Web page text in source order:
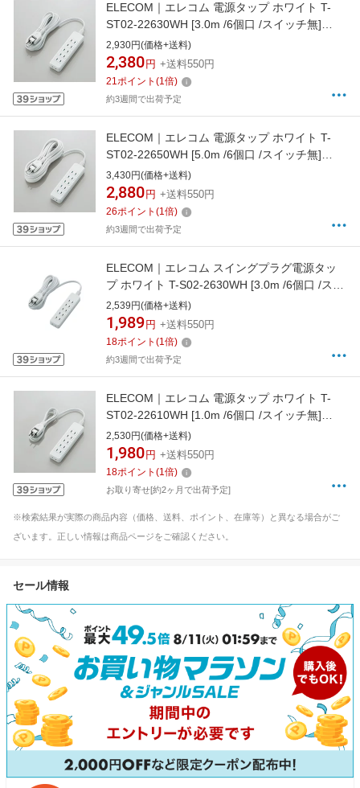
ELECOM｜エレコム 電源タップ ホワイト T-
ST02-22630WH [3.0m /6個口 /スイッチ無]
[TST0222630WH]
2,930円(価格+送料)
2,380 円 +送料550円
21ポイント (1倍)
約3週間で出荷予定
ELECOM｜エレコム 電源タップ ホワイト T-
ST02-22650WH [5.0m /6個口 /スイッチ無]
[TST0222650WH]
3,430円(価格+送料)
2,880 円 +送料550円
26ポイント (1倍)
約3週間で出荷予定
ELECOM｜エレコム スイングプラグ電源タッ
プ ホワイト T-S02-2630WH [3.0m /6個口 /スイ
ッチ無][TS022630WH]
2,539円(価格+送料)
1,989 円 +送料550円
18ポイント (1倍)
約3週間で出荷予定
ELECOM｜エレコム 電源タップ ホワイト T-
ST02-22610WH [1.0m /6個口 /スイッチ無]
[TST0222610WH]
2,530円(価格+送料)
1,980 円 +送料550円
18ポイント (1倍)
お取り寄せ[約2ヶ月で出荷予定]
※検索結果が実際の商品内容（価格、送料、ポイント、在庫等）と異なる場合がご
ざいます。正しい情報は商品ページをご確認ください。
セール情報